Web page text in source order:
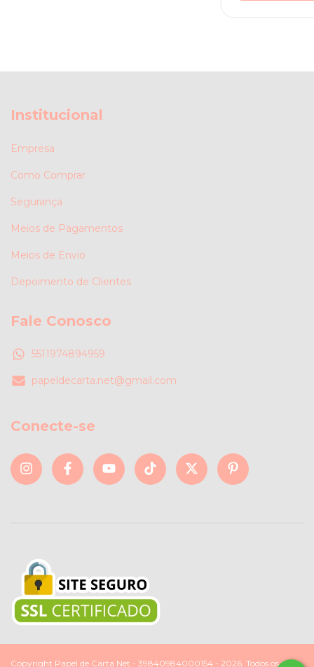
Institucional
Empresa
Como Comprar
Segurança
Meios de Pagamentos
Meios de Envio
Depoimento de Clientes
Fale Conosco
5511974894959
papeldecarta.net@gmail.com
Conecte-se
Copyright Papel de Carta Net - 39840984000154 - 2026. Todos os